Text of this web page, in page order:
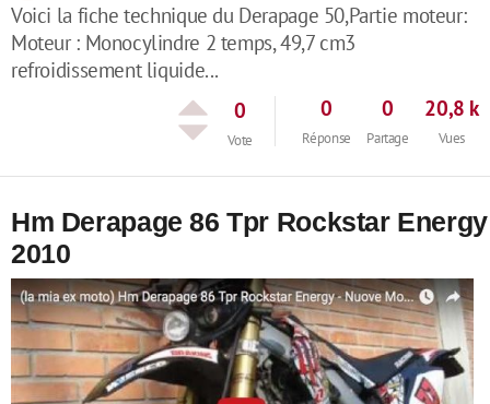
Voici la fiche technique du Derapage 50,Partie moteur:
Moteur : Monocylindre 2 temps, 49,7 cm3
refroidissement liquide...
0
Vote
0
Réponse
0
Partage
20,8 k
Vues
Hm Derapage 86 Tpr Rockstar Energy
2010